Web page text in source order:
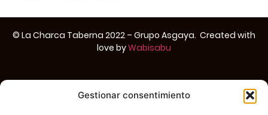
Gestionar consentimiento
© La Charca Taberna 2022 – Grupo Asgaya. Created with
love byWabisabu
Política de Privacidad–Política de cookies